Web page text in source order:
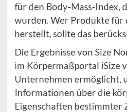
für den Body-Mass-Index,
wurden. Wer Produkte für
herstellt, sollte das
Die Ergebnisse von Size
im Körpermaßportal iSize
Unternehmen ermöglicht,
Informationen über die
Eigenschaften bestimmter